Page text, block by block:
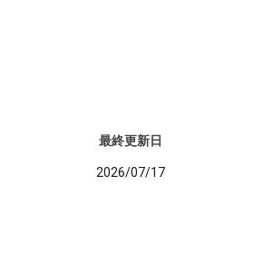
最終更新日
2026/07/17